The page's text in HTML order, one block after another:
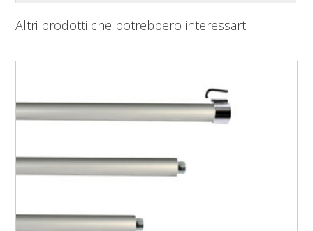
Altri prodotti che potrebbero interessarti: